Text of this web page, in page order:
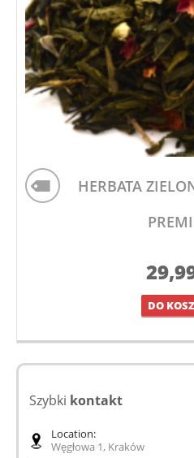
HERBATA
DO
Szybki kontakt
Location:
Węgłowa 1, Kraków